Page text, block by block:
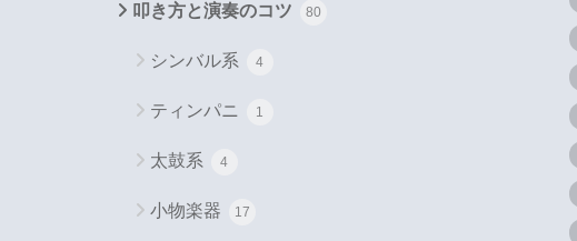
叩き方と演奏のコツ 80
シンバル系 4
ティンパニ 1
太鼓系 4
小物楽器 17